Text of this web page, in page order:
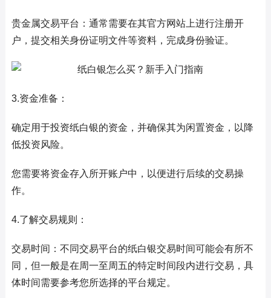
贵金属交易平台：通常需要在其官方网站上进行注册开
户，提交相关身份证明文件等资料，完成身份验证。
3.资金准备：
确定用于投资纸白银的资金，并确保其为闲置资金，以降
低投资风险。
您需要将资金存入所开账户中，以便进行后续的交易操
作。
4.了解交易规则：
交易时间：不同交易平台的纸白银交易时间可能会有所不
同，但一般是在周一至周五的特定时间段内进行交易，具
体时间需要参考您所选择的平台规定。